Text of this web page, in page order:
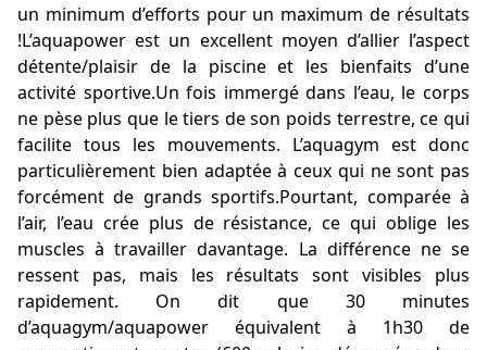
un minimum d’efforts pour un maximum de résultats
!L’aquapower est un excellent moyen d’allier l’aspect
détente/plaisir de la piscine et les bienfaits d’une
activité sportive.Un fois immergé dans l’eau, le corps
ne pèse plus que le tiers de son poids terrestre, ce qui
facilite tous les mouvements. L’aquagym est donc
particulièrement bien adaptée à ceux qui ne sont pas
forcément de grands sportifs.Pourtant, comparée à
l’air, l’eau crée plus de résistance, ce qui oblige les
muscles à travailler davantage. La différence ne se
ressent pas, mais les résultats sont visibles plus
rapidement. On dit que 30 minutes
d’aquagym/aquapower équivalent à 1h30 de